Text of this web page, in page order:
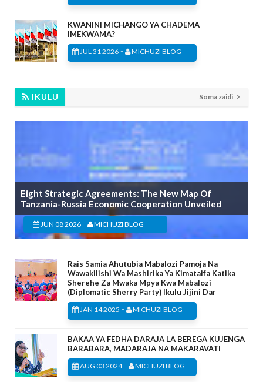
KWANINI MICHANGO YA CHADEMA
IMEKWAMA?
JUL 31 2026 - MICHUZI BLOG
IKULU Soma zaidi
Eight Strategic Agreements: The New Map Of
Tanzania-Russia Economic Cooperation Unveiled
JUN 08 2026 - MICHUZI BLOG
Rais Samia Ahutubia Mabalozi Pamoja Na
Wawakilishi Wa Mashirika Ya Kimataifa Katika
Sherehe Za Mwaka Mpya Kwa Mabalozi
(Diplomatic Sherry Party) Ikulu Jijini Dar
JAN 14 2025 - MICHUZI BLOG
BAKAA YA FEDHA DARAJA LA BEREGA KUJENGA
BARABARA, MADARAJA NA MAKARAVATI
AUG 03 2024- MICHUZI BLOG